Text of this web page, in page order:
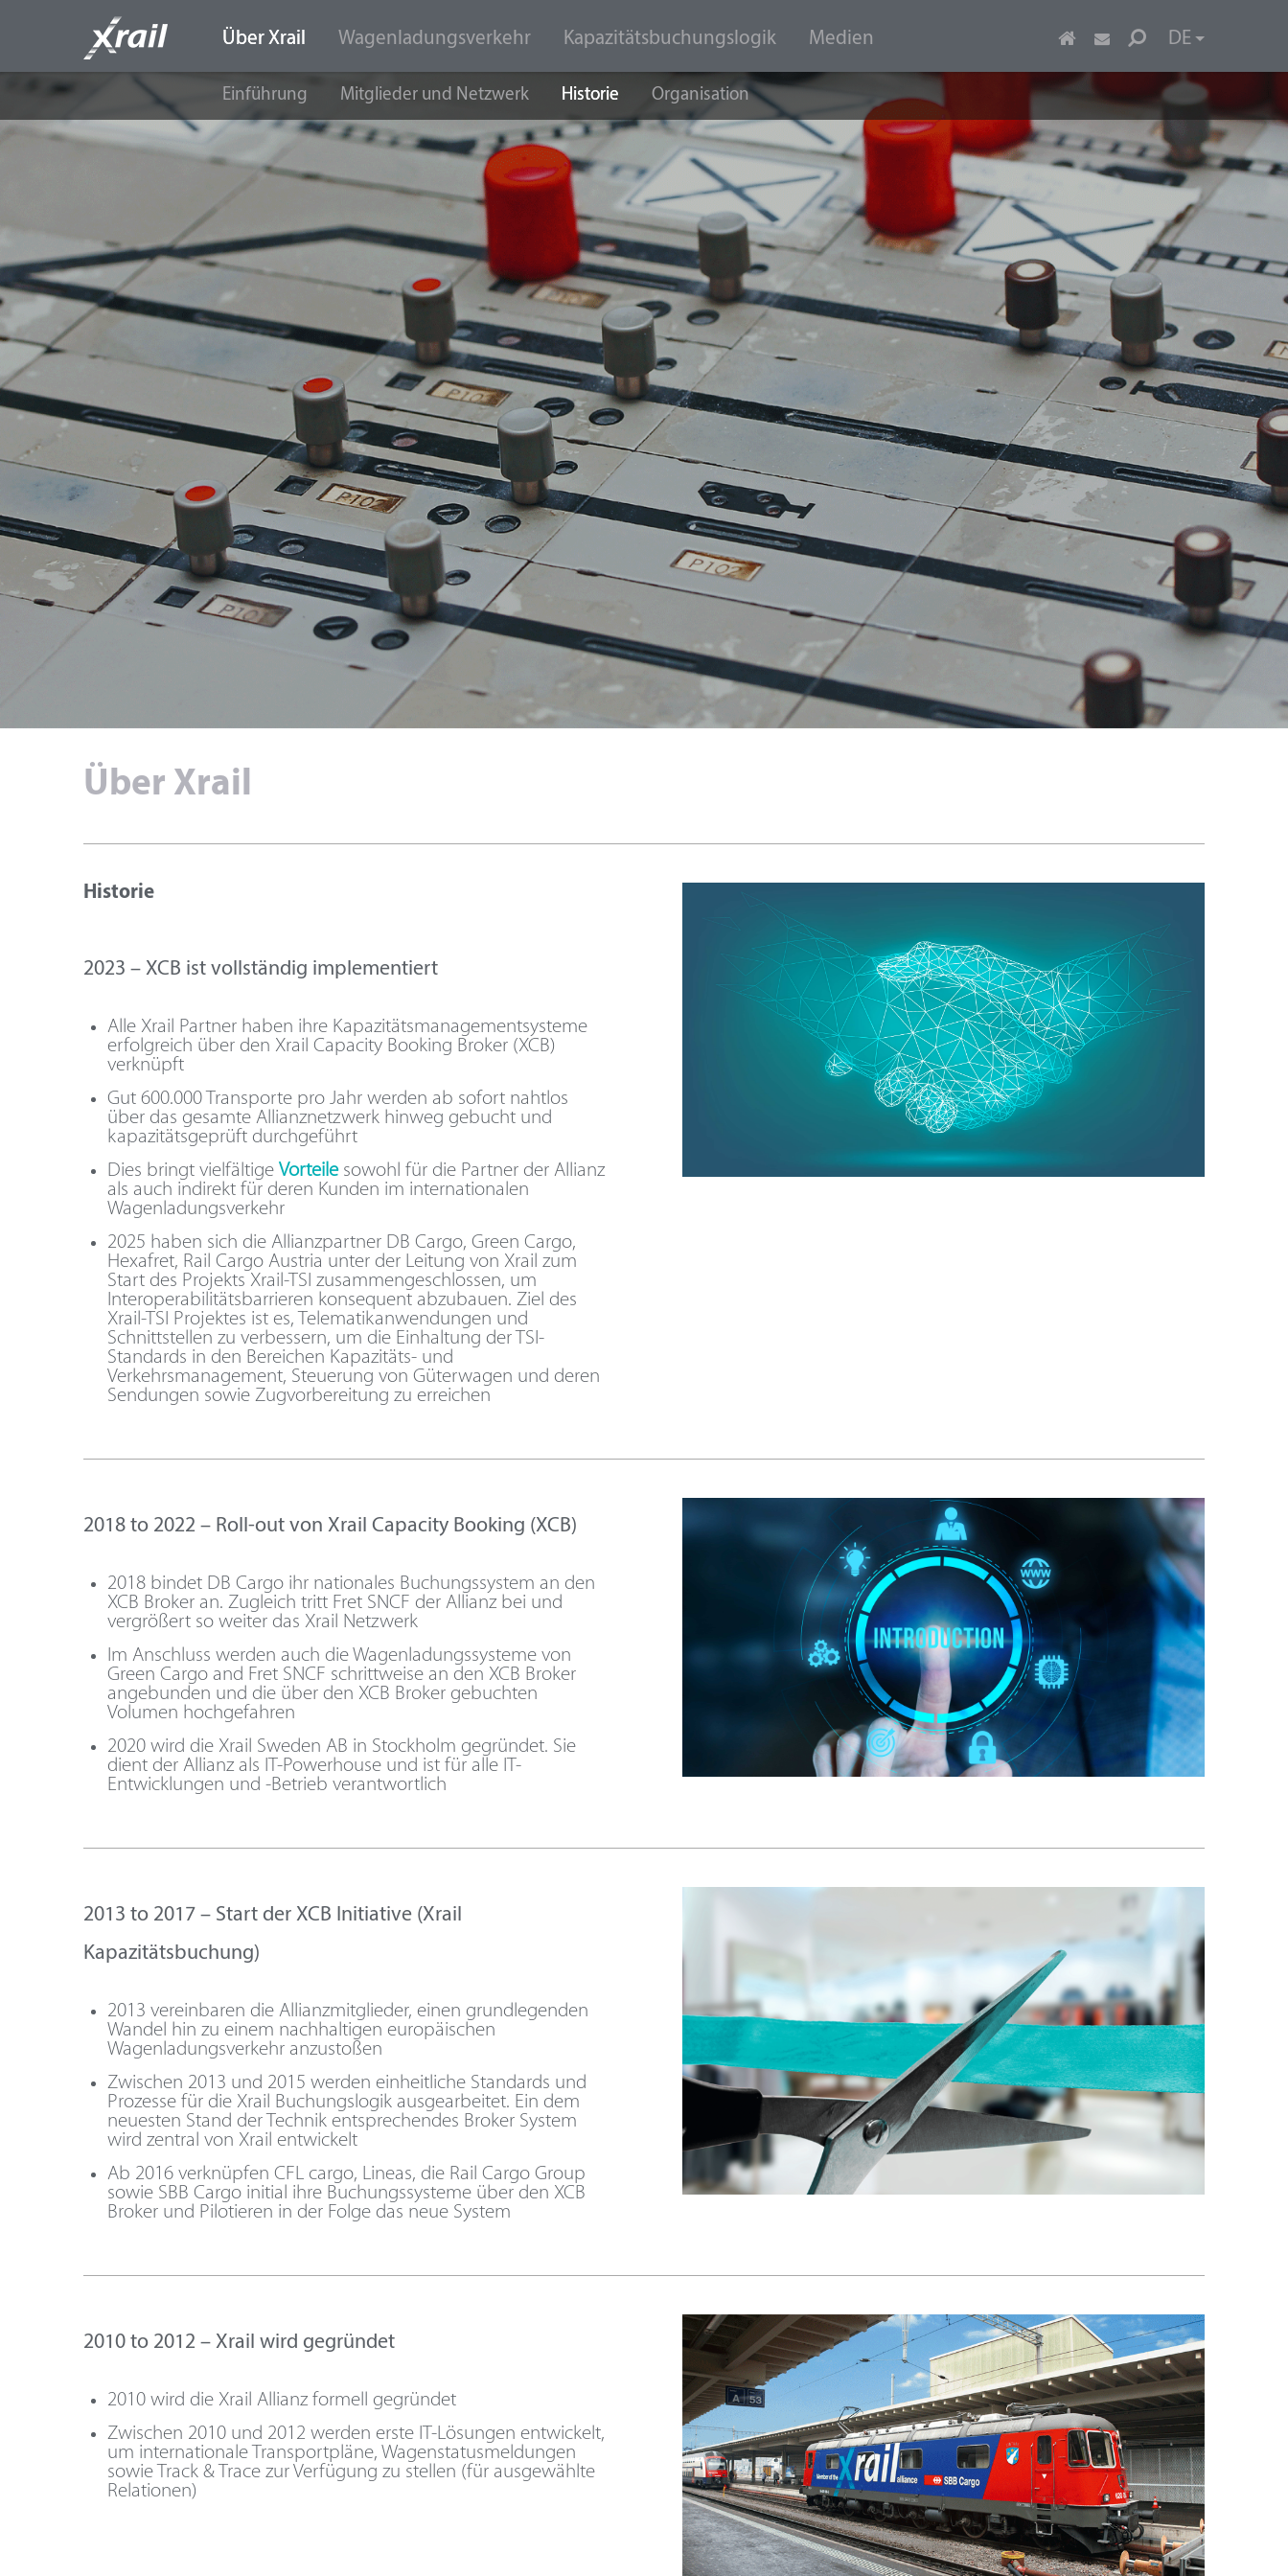
Zum Inhalt wechseln
Über Xrail
Einführung Mitglieder und Netzwerk Historie Organisation
Wagenladungsverkehr Kapazitätsbuchungslogik Medien DE
Über Xrail
Historie
2023 – XCB ist vollständig implementiert
Alle Xrail Partner haben ihre Kapazitätsmanagementsysteme
erfolgreich über den Xrail Capacity Booking Broker (XCB)
verknüpft​
Gut 600.000 Transporte pro Jahr werden ab sofort nahtlos
über das gesamte Allianznetzwerk hinweg gebucht und
kapazitätsgeprüft durchgeführt​
Dies bringt vielfältige Vorteilesowohl für die Partner der Allianz
als auch indirekt für deren Kunden im internationalen
Wagenladungsverkehr
2025 haben sich die Allianzpartner DB Cargo, Green Cargo,
Hexafret, Rail Cargo Austria unter der Leitung von Xrail zum
Start des Projekts Xrail-TSI zusammengeschlossen, um
Interoperabilitätsbarrieren konsequent abzubauen. Ziel des
Xrail-TSI Projektes ist es, Telematikanwendungen und
Schnittstellen zu verbessern, um die Einhaltung der TSI-
Standards in den Bereichen Kapazitäts- und
Verkehrsmanagement, Steuerung von Güterwagen und deren
Sendungen sowie Zugvorbereitung zu erreichen
2018 to 2022 – Roll-out von Xrail Capacity Booking (XCB)
2018 bindet DB Cargo ihr nationales Buchungssystem an den
XCB Broker an. Zugleich tritt Fret SNCF der Allianz bei und
vergrößert so weiter das Xrail Netzwerk
Im Anschluss werden auch die Wagenladungssysteme von
Green Cargo and Fret SNCF schrittweise an den XCB Broker
angebunden und die über den XCB Broker gebuchten
Volumen hochgefahren
2020 wird die Xrail Sweden AB in Stockholm gegründet. Sie
dient der Allianz als IT-Powerhouse und ist für alle IT-
Entwicklungen und -Betrieb verantwortlich
2013 to 2017 – Start der XCB Initiative (Xrail
Kapazitätsbuchung)
2013 vereinbaren die Allianzmitglieder, einen grundlegenden
Wandel hin zu einem nachhaltigen europäischen
Wagenladungsverkehr anzustoßen
Zwischen 2013 und 2015 werden einheitliche Standards und
Prozesse für die Xrail Buchungslogik ausgearbeitet. Ein dem
neuesten Stand der Technik entsprechendes Broker System
wird zentral von Xrail entwickelt
Ab 2016 verknüpfen CFL cargo, Lineas, die Rail Cargo Group
sowie SBB Cargo initial ihre Buchungssysteme über den XCB
Broker und Pilotieren in der Folge das neue System
2010 to 2012 – Xrail wird gegründet
2010 wird die Xrail Allianz formell gegründet
Zwischen 2010 und 2012 werden erste IT-Lösungen entwickelt,
um internationale Transportpläne, Wagenstatusmeldungen
sowie Track & Trace zur Verfügung zu stellen (für ausgewählte
Relationen)